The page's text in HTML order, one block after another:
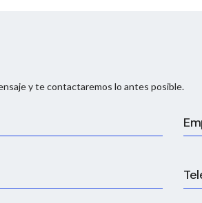
y te contactaremos lo antes posible.